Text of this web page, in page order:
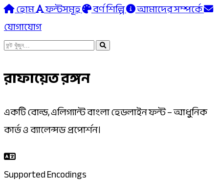
হোম ফন্টসমূহ বর্ণ শিল্পি
আমাদের সম্পর্কে
যোগাযোগ
রাফায়েত রঙ্গন
একটি বোল্ড, এলিগ্যান্ট বাংলা হেডলাইন ফন্ট – আধুনিক
কার্ভ ও ব্যালেন্সড প্রপোর্শন।
Supported Encodings